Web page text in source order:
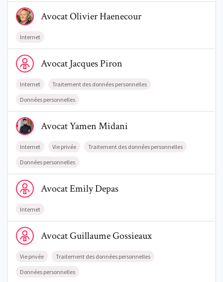
Voir le profil de AvocatOlivier Haenecour
AvocatOlivierHaenecour
Internet
Voir le profil de AvocatJacques Piron
AvocatJacquesPiron
Internet Traitement des données personnelles
Données personnelles
Voir le profil de AvocatYamen Midani
AvocatYamenMidani
Internet Vie privée Traitement des données personnelles
Données personnelles
Voir le profil de AvocatEmily Depas
AvocatEmilyDepas
Internet
Voir le profil de AvocatGuillaume Gossieaux
AvocatGuillaumeGossieaux
Vie privée Traitement des données personnelles
Données personnelles